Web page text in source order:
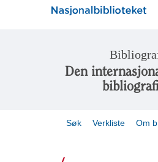
Den
Søk Verkliste Om